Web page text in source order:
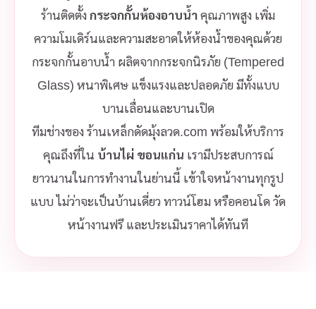
ร้านติดตั้งกระจกกั้นห้องอาบน้ำคุณภาพสูง เพิ่ม
ความโมเดิร์นและความสะอาดให้ห้องน้ำของคุณด้วย
กระจกกั้นอาบน้ำ ผลิตจากกระจกนิรภัย (Tempered
Glass) หนาพิเศษ แข็งแรงและปลอดภัย มีทั้งแบบ
บานเลื่อนและบานเปิด
ทีมช่างของ ร้านเหล็กดัดมุ้งลวด.com พร้อมให้บริการ
คุณถึงที่ใน บ้านไผ่ ขอนแก่น เรามีประสบการณ์
ยาวนานในการทำงานในย่านนี้ เข้าใจหน้างานทุกรูป
แบบ ไม่ว่าจะเป็นบ้านเดี่ยว ทาวน์โฮม หรือคอนโด วัด
หน้างานฟรี และประเมินราคาได้ทันที